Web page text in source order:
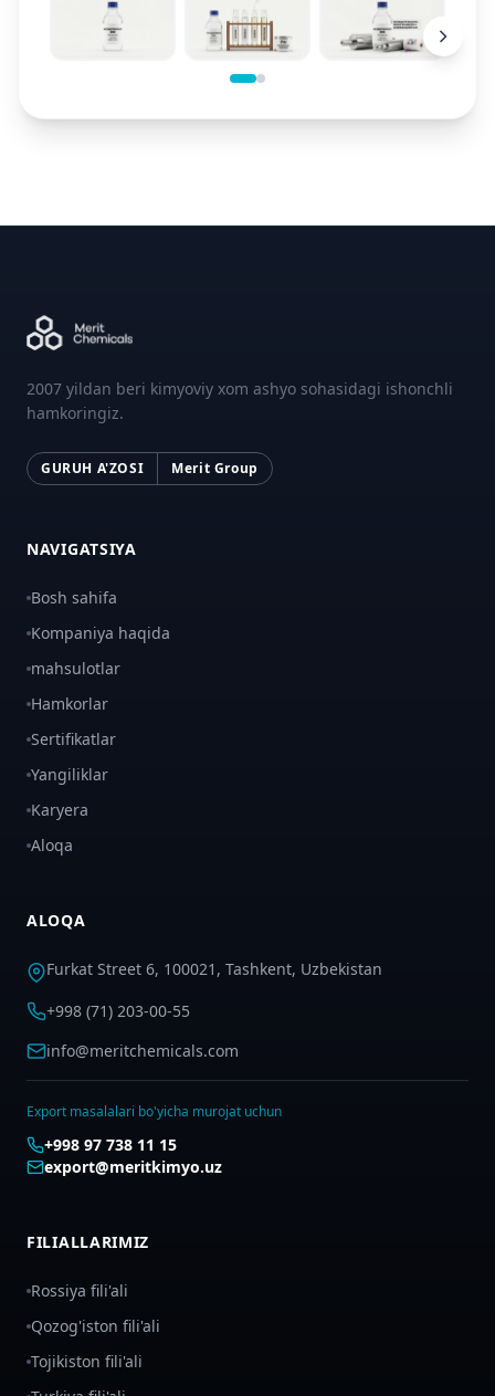
2007 yildan beri kimyoviy xom ashyo sohasidagi ishonchli
hamkoringiz.
GURUH A'ZOSI Merit Group
NAVIGATSIYA
Bosh sahifa
Kompaniya haqida
mahsulotlar
Hamkorlar
Sertifikatlar
Yangiliklar
Karyera
Aloqa
ALOQA
Furkat Street 6, 100021, Tashkent, Uzbekistan
+998 (71) 203-00-55
info@meritchemicals.com
Export masalalari bo'yicha murojat uchun
+998 97 738 11 15
export@meritkimyo.uz
FILIALLARIMIZ
Rossiya fili'ali
Qozog'iston fili'ali
Tojikiston fili'ali